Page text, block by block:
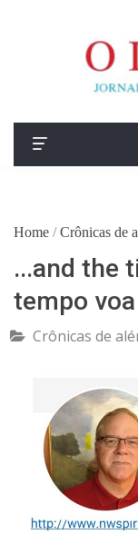
Home / Crônicas de
...and the
tempo voa
Crônicas de